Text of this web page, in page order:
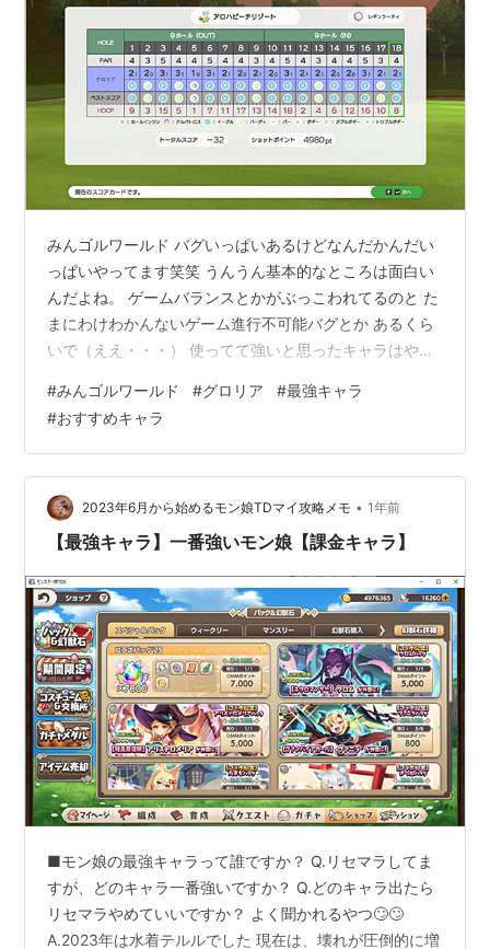
みんゴルワールド バグいっぱいあるけどなんだかんだい
っぱいやってます笑笑 うんうん基本的なところは面白い
んだよね。 ゲームバランスとかがぶっこわれてるのと た
まにわけわかんないゲーム進行不可能バグとか あるくら
いで（ええ・・・） 使ってて強いと思ったキャラはやっ
でウッド使うと飛距離が伸びるので ってそもそも操作３
だとスピンはショット時に決めるので ずっとこの恩恵を
受けることが可能ですｗｗｗ 逆にこれを解除するには、
操作１にしてスピンを事前にかけると 解除されますけど
ｗ まぁほぼほぼ解除する理由がないっていうね。 で、グ
ロリアのスペシャルなん…
#みんゴルワールド #グロリア #最強キャラ
#おすすめキャラ
2023年6月から始めるモン娘TDマイ攻略メモ • 1年前
【最強キャラ】一番強いモン娘【課金キャラ】
■モン娘の最強キャラって誰ですか？ Q.リセマラしてま
すが、どのキャラ一番強いですか？ Q.どのキャラ出たら
リセマラやめていいですか？ よく聞かれるやつ🙄🙄
A.2023年は水着テルルでした 現在は、壊れが圧倒的に増